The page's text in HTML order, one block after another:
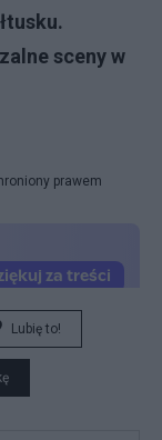
sceny w
prawem
Lubię to!